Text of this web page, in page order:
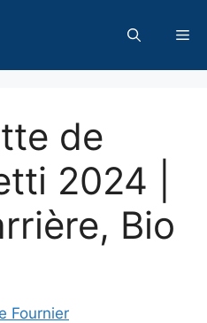
de
2024 |
Bio
Fournier